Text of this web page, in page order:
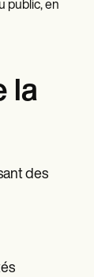
public, en
la
des